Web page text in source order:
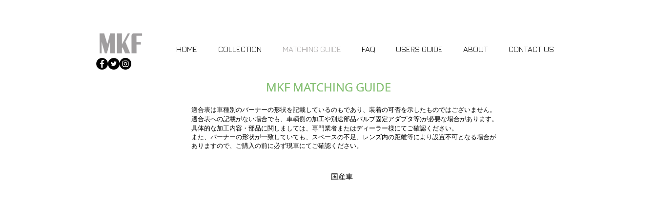
HOME COLLECTION MATCHING GUIDE FAQ USERS GUIDE ABOUT CONTACT US
MKF MATCHING GUIDE
MKF MATCHING GUIDE
適合表は車種別のバーナーの形状を記載しているのもであり、装着の可否を示したものではございません。
適合表への記載がない場合でも、車輌側の加工や別途部品バルブ固定アダプタ等)が必要な場合があります。
具体的な加工内容・部品に関しましては、専門業者またはディーラー様にてご確認ください。
また、バーナーの形状が一致していても、スペースの不足、レンズ内の距離等により設置不可となる場合が
ありますので、ご購入の前に必ず現車にてご確認ください。
国産車